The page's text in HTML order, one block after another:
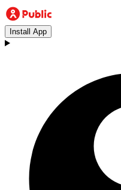
Install App